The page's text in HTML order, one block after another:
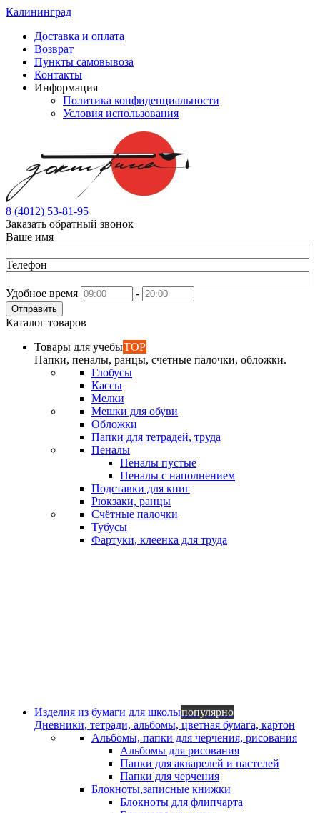
Калининград
Доставка и оплата
Возврат
Пункты самовывоза
Контакты
Информация
Политика конфиденциальности
Условия использования
8 (4012) 53-81-95
Заказать обратный звонок
Ваше имя
Телефон
Удобное время -
Отправить
Каталог товаров
Товары для учебыTOP
Папки, пеналы, ранцы, счетные палочки, обложки.
Глобусы
Кассы
Мелки
Мешки для обуви
Обложки
Папки для тетрадей, труда
Пеналы
Пеналы пустые
Пеналы с наполнением
Подставки для книг
Рюкзаки, ранцы
Счётные палочки
Тубусы
Фартуки, клеенка для труда
Изделия из бумаги для школыпопулярно
Дневники, тетради, альбомы, цветная бумага, картон
Альбомы, папки для черчения, рисования
Альбомы для рисования
Папки для акварелей и пастелей
Папки для черчения
Блокноты,записные книжки
Блокноты для флипчарта